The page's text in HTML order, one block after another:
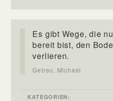
Es gibt Wege, die
bereit bist, den
verlieren.
Getreu, Michael
KATEGORIEN: